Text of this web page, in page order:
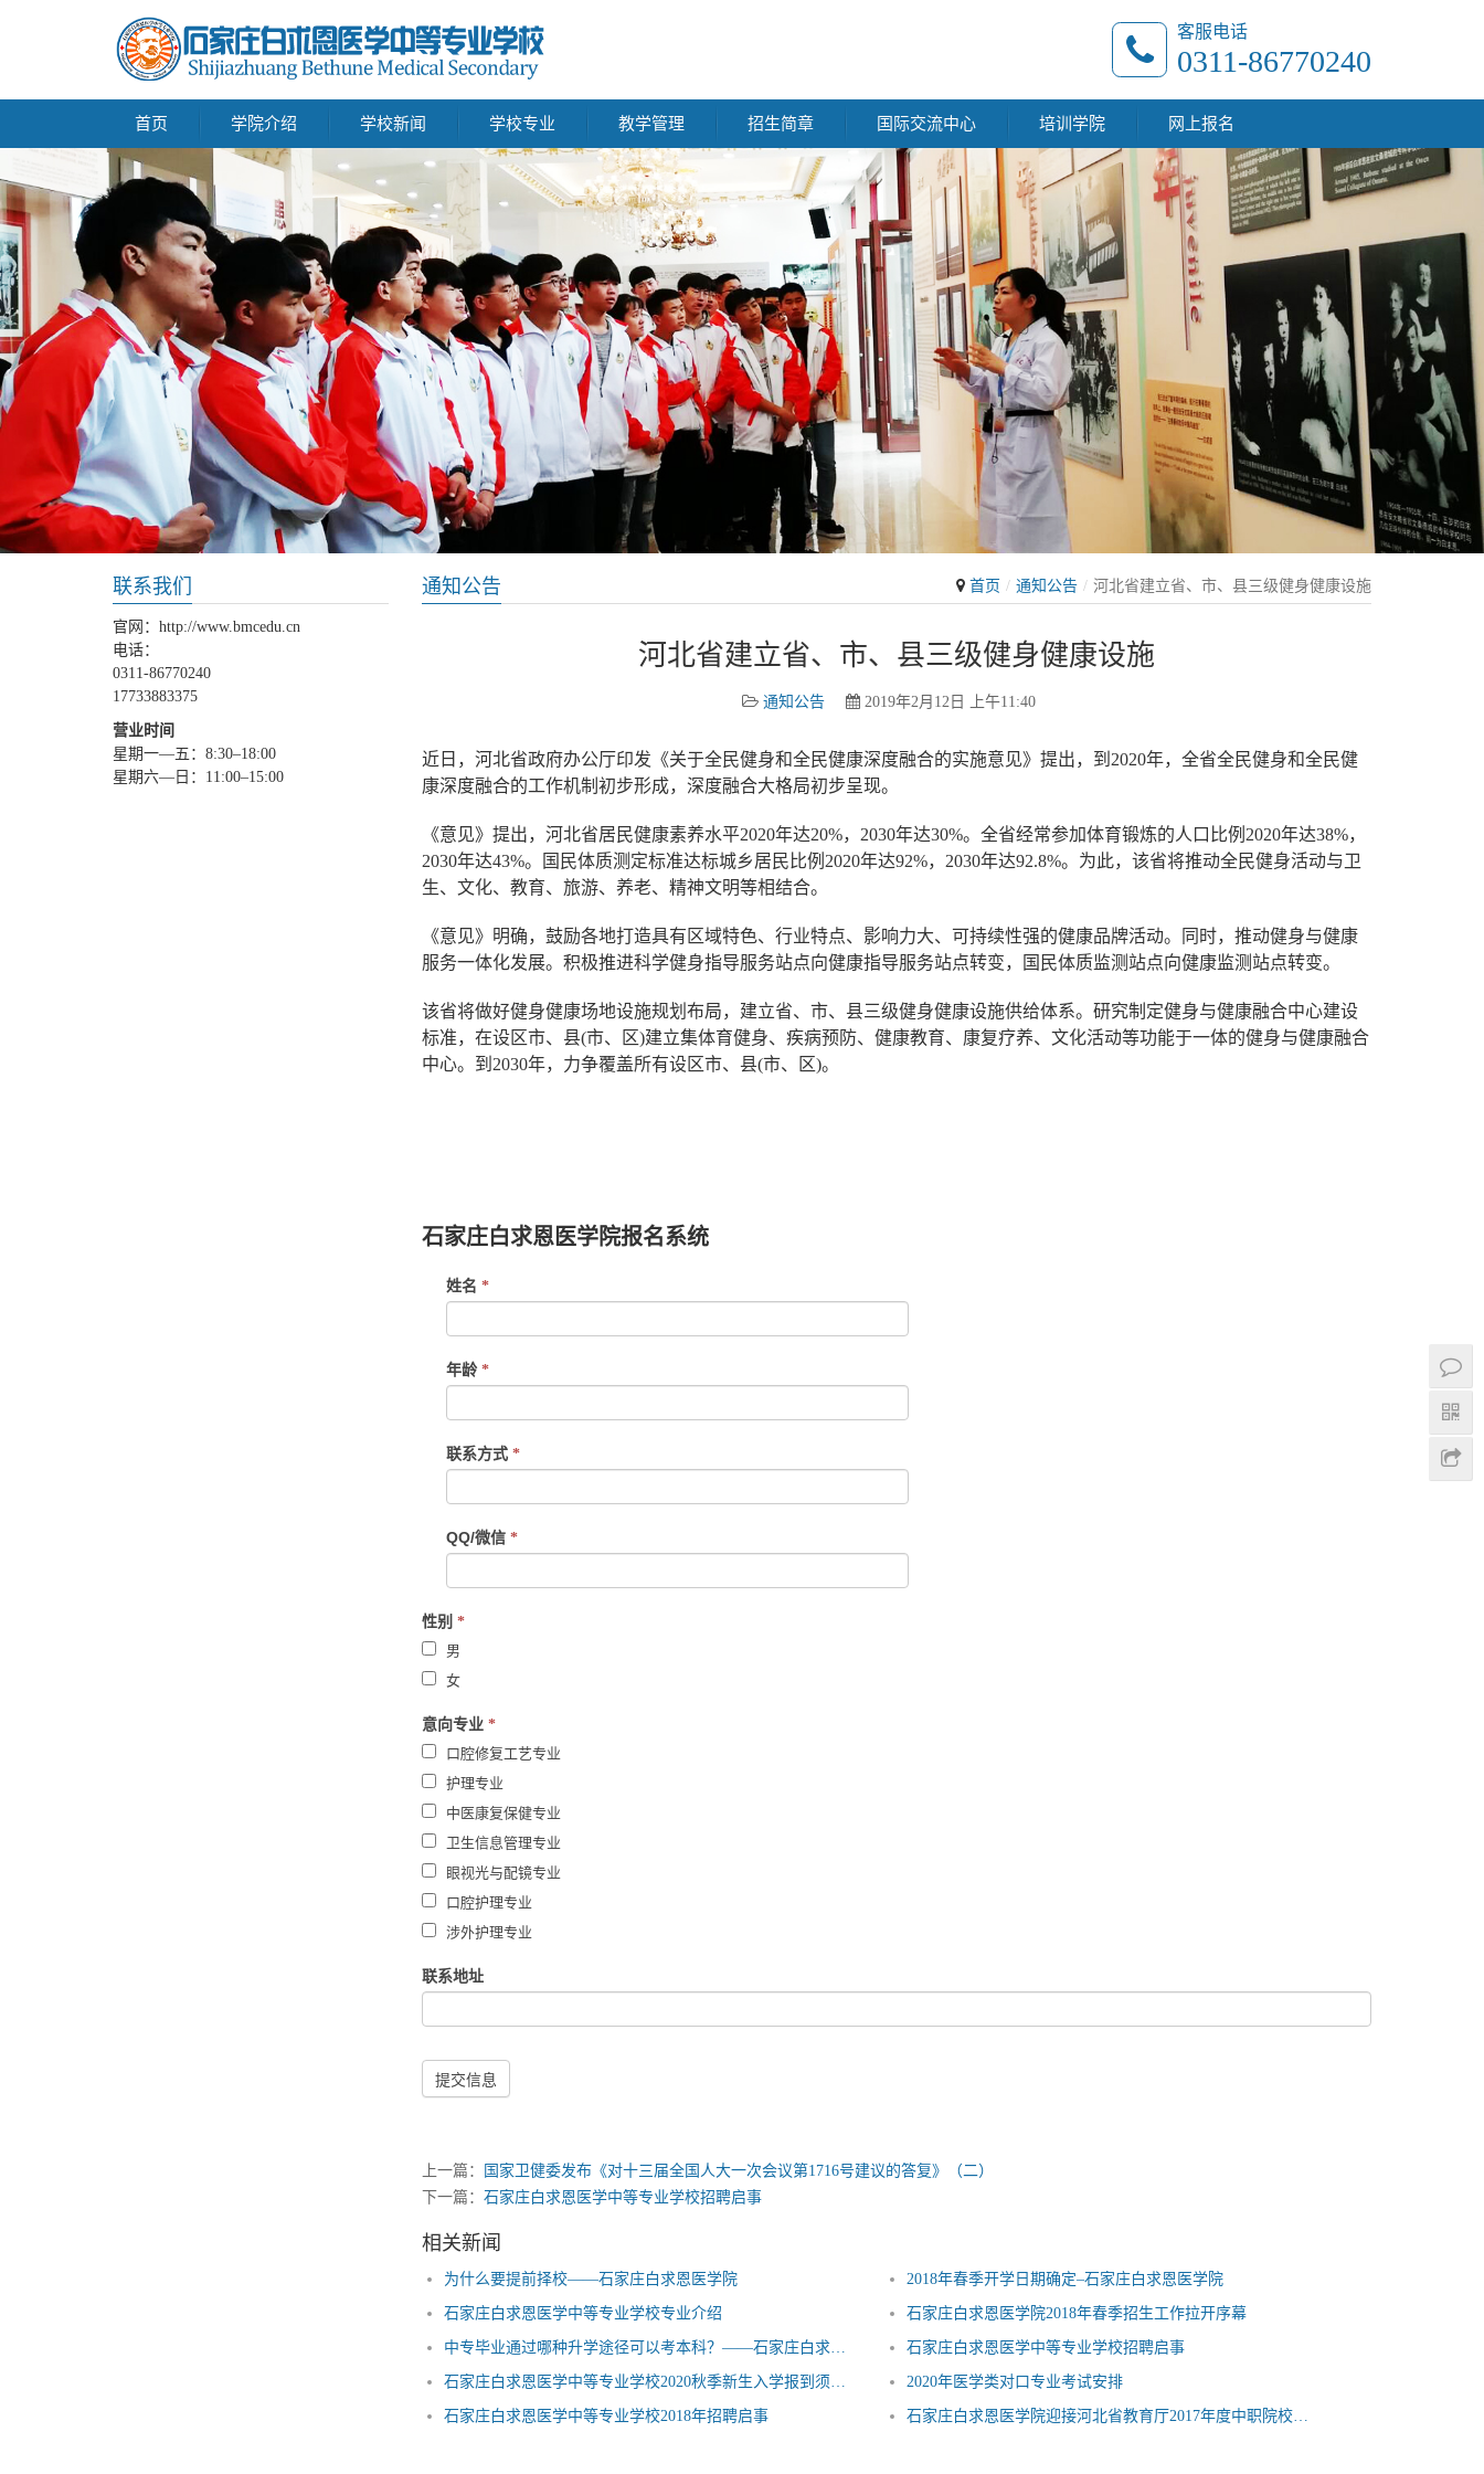
客服电话
0311-86770240
首页 学院介绍 学校新闻 学校专业 教学管理 招生简章 国际交流中心 培训学院 网上报名
首页 通知公告 河北省建立省、市、县三级健身健康设施
通知公告
河北省建立省、市、县三级健身健康设施
通知公告 2019年2月12日 上午11:40
近日，河北省政府办公厅印发《关于全民健身和全民健康深度融合的实施意见》提出，到2020年，全省全民健身和全民健
康深度融合的工作机制初步形成，深度融合大格局初步呈现。
《意见》提出，河北省居民健康素养水平2020年达20%，2030年达30%。全省经常参加体育锻炼的人口比例2020年达38%，
2030年达43%。国民体质测定标准达标城乡居民比例2020年达92%，2030年达92.8%。为此，该省将推动全民健身活动与卫
生、文化、教育、旅游、养老、精神文明等相结合。
《意见》明确，鼓励各地打造具有区域特色、行业特点、影响力大、可持续性强的健康品牌活动。同时，推动健身与健康
服务一体化发展。积极推进科学健身指导服务站点向健康指导服务站点转变，国民体质监测站点向健康监测站点转变。
该省将做好健身健康场地设施规划布局，建立省、市、县三级健身健康设施供给体系。研究制定健身与健康融合中心建设
标准，在设区市、县(市、区)建立集体育健身、疾病预防、健康教育、康复疗养、文化活动等功能于一体的健身与健康融合
中心。到2030年，力争覆盖所有设区市、县(市、区)。
石家庄白求恩医学院报名系统
human,
leave
this
field
blank.
姓名 *
年龄 *
联系方式 *
QQ/微信 *
性别 *
男
女
意向专业 *
口腔修复工艺专业
护理专业
中医康复保健专业
卫生信息管理专业
眼视光与配镜专业
口腔护理专业
涉外护理专业
联系地址
提交信息
上一篇：
国家卫健委发布《对十三届全国人大一次会议第1716号建议的答复》（二）
下一篇： 石家庄白求恩医学中等专业学校招聘启事
相关新闻
为什么要提前择校——石家庄白求恩医学院 2018年春季开学日期确定–石家庄白求恩医学院
石家庄白求恩医学中等专业学校专业介绍 石家庄白求恩医学院2018年春季招生工作拉开序幕
石家庄白求恩医学中等专业学校招聘启事
2020年医学类对口专业考试安排
石家庄白求恩医学中等专业学校2018年招聘启事
联系我们
官网：http://www.bmcedu.cn
电话：
0311-86770240
17733883375
营业时间
星期一—五：8:30–18:00
星期六—日：11:00–15:00